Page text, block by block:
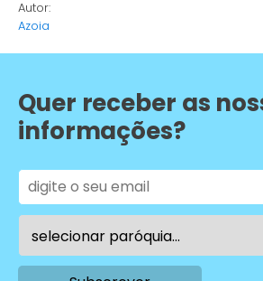
Autor:
Azoia
Quer receber as
informações?